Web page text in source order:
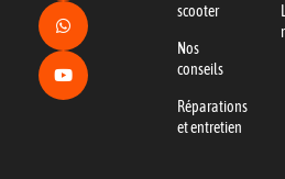
scooter
Nos
conseils
Réparations
et entretien